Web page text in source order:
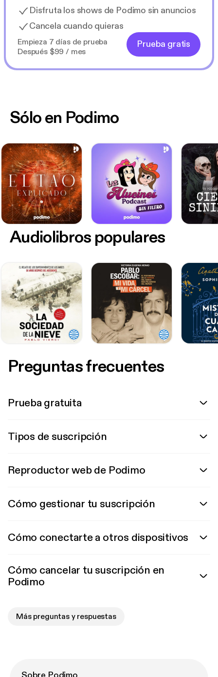
Disfruta los shows de Podimo sin anuncios
Cancela cuando quieras
Empieza 7 días de prueba
Después $99 / mes
Prueba gratis
Sólo en Podimo
Audiolibros populares
Preguntas frecuentes
Prueba gratuita
Tipos de suscripción
Reproductor web de Podimo
Cómo gestionar tu suscripción
Cómo conectarte a otros dispositivos
Cómo cancelar tu suscripción en
Podimo
Más preguntas y respuestas